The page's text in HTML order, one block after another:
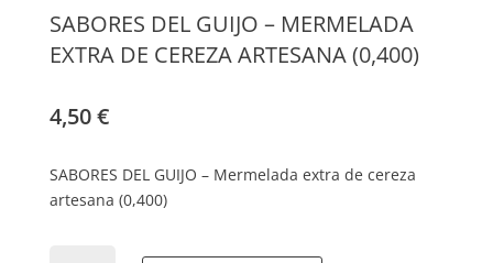
SABORES DEL GUIJO – MERMELADA
EXTRA DE CEREZA ARTESANA (0,400)
4,50€
SABORES DEL GUIJO – Mermelada extra de cereza
artesana (0,400)